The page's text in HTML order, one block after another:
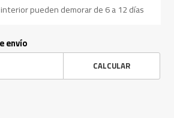
pueden demorar de 6 a 12 días
envío
CALCULAR